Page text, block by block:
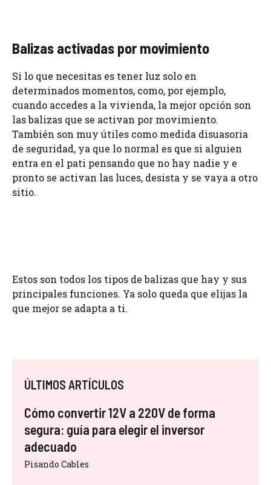
Balizas activadas por movimiento
Si lo que necesitas es tener luz solo en
determinados momentos, como, por ejemplo,
cuando accedes a la vivienda, la mejor opción son
las balizas que se activan por movimiento.
También son muy útiles como medida disuasoria
de seguridad, ya que lo normal es que si alguien
entra en el pati pensando que no hay nadie y e
pronto se activan las luces, desista y se vaya a otro
sitio.
Estos son todos los tipos de balizas que hay y sus
principales funciones. Ya solo queda que elijas la
que mejor se adapta a ti.
ÚLTIMOS ARTÍCULOS
Cómo convertir 12V a 220V de forma
segura: guía para elegir el inversor
adecuado
Pisando Cables